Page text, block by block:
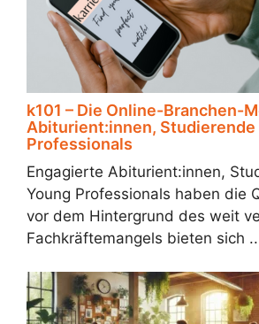
k101 – Die Online-Branchen-
Abiturient:innen, Studierende
Professionals
Engagierte Abiturient:innen,
Young Professionals haben die
vor dem Hintergrund des weit
Fachkräftemangels bieten sich